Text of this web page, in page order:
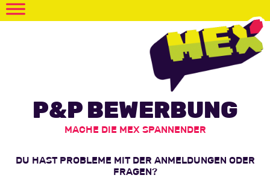
P&P BEWERBUNG
MACHE DIE MEX SPANNENDER
DU HAST PROBLEME MIT DER ANMELDUNGEN ODER
FRAGEN?